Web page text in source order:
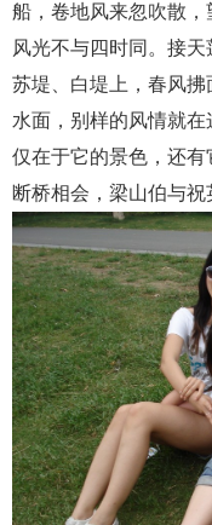
船，卷地风来忽吹散，
风光不与四时同。接
苏堤、白堤上，春风
水面，别样的风情就
仅在于它的景色，还
断桥相会，梁山伯与祝